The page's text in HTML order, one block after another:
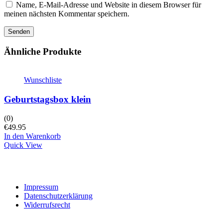
Name, E-Mail-Adresse und Website in diesem Browser für
meinen nächsten Kommentar speichern.
Ähnliche Produkte
Wunschliste
Geburtstagsbox klein
(0)
€49.95
In den Warenkorb
Quick View
Impressum
Datenschutzerklärung
Widerrufsrecht